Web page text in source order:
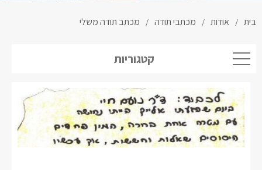
בית / אודות / מכתבי תודה / מכתב תודה משלי
קטגוריות